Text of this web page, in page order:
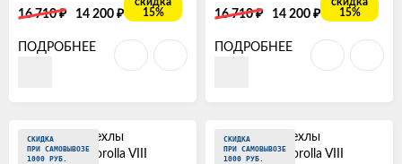
16 710₽ 14 200 ₽
15%
ПОДРОБНЕЕ
16 710₽ 14 200 ₽
15%
ПОДРОБНЕЕ
СКИДКА
ПРИ САМОВЫВОЗЕ
1000 РУБ.
СКИДКА
ПРИ САМОВЫВОЗЕ
1000 РУБ.